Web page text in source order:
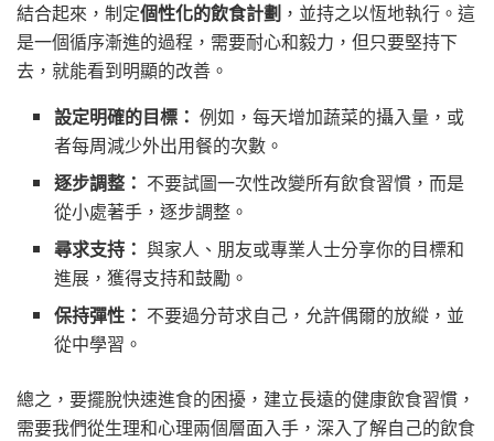
結合起來，制定個性化的飲食計劃 ，並持之以恆地執行。這
是一個循序漸進的過程，需要耐心和毅力，但只要堅持下
去，就能看到明顯的改善。
設定明確的目標： 例如，每天增加蔬菜的攝入量，或
者每周減少外出用餐的次數。
逐步調整： 不要試圖一次性改變所有飲食習慣，而是
從小處著手，逐步調整。
尋求支持： 與家人、朋友或專業人士分享你的目標和
進展，獲得支持和鼓勵。
保持彈性： 不要過分苛求自己，允許偶爾的放縱，並
從中學習。
總之，要擺脫快速進食的困擾，建立長遠的健康飲食習慣，
需要我們從生理和心理兩個層面入手，深入了解自己的飲食